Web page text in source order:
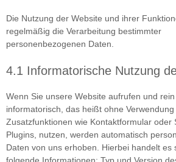
Die Nutzung der Website und ihrer
regelmäßig die Verarbeitung bestimmter
personenbezogenen Daten.
4.1 Informatorische Nutzung
Wenn Sie unsere Website aufrufen und rein
informatorisch, das heißt ohne Verwendung
Zusatzfunktionen wie Kontaktformular oder
Plugins, nutzen, werden automatisch
Daten von uns erhoben. Hierbei handelt es
folgende Informationen: Typ und Version